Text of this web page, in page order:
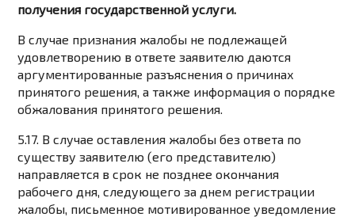
получения государственной услуги.
В случае признания жалобы не подлежащей
удовлетворению в ответе заявителю даются
аргументированные разъяснения о причинах
принятого решения, а также информация о порядке
обжалования принятого решения.
5.17. В случае оставления жалобы без ответа по
существу заявителю (его представителю)
направляется в срок не позднее окончания
рабочего дня, следующего за днем регистрации
жалобы, письменное мотивированное уведомление